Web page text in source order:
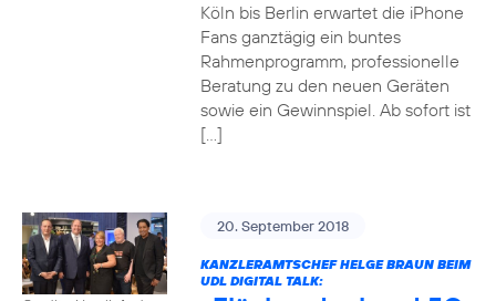
Köln bis Berlin erwartet die iPhone
Fans ganztägig ein buntes
Rahmenprogramm, professionelle
Beratung zu den neuen Geräten
sowie ein Gewinnspiel. Ab sofort ist
[…]
20. September 2018
KANZLERAMTSCHEF HELGE BRAUN BEIM
UDL DIGITAL TALK: